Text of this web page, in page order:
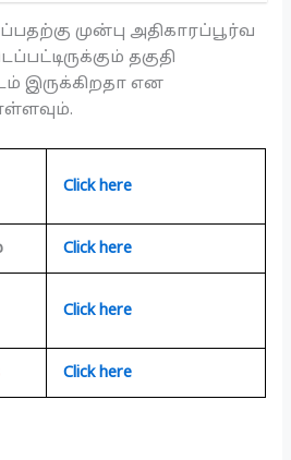
முன்பு அதிகாரப்பூர்வ
தகுதி
இருக்கிறதா என
Click here
Click here
Click here
Click here